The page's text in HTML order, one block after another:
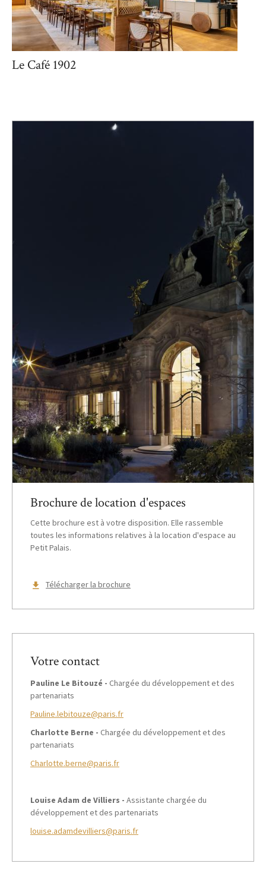
Le Café 1902
Brochure de location d'espaces
Cette brochure est à votre disposition. Elle rassemble
toutes les informations relatives à la location d'espace au
Petit Palais.
Télécharger la brochure
Votre contact
Pauline Le Bitouzé - Chargée du développement et des
partenariats
Pauline.lebitouze@paris.fr
Charlotte Berne - Chargée du développement et des
partenariats
Charlotte.berne@paris.fr
Louise Adam de Villiers - Assistante chargée du
développement et des partenariats
louise.adamdevilliers@paris.fr